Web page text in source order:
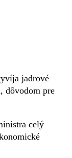
jadrové
dôvodom pre
celý